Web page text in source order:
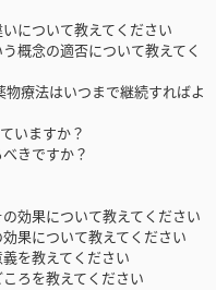
について教えてください
概念の適否について教えてく
療法はいつまで継続すればよ
いますか？
きですか？
効果について教えてください
果について教えてください
を教えてください
ろを教えてください